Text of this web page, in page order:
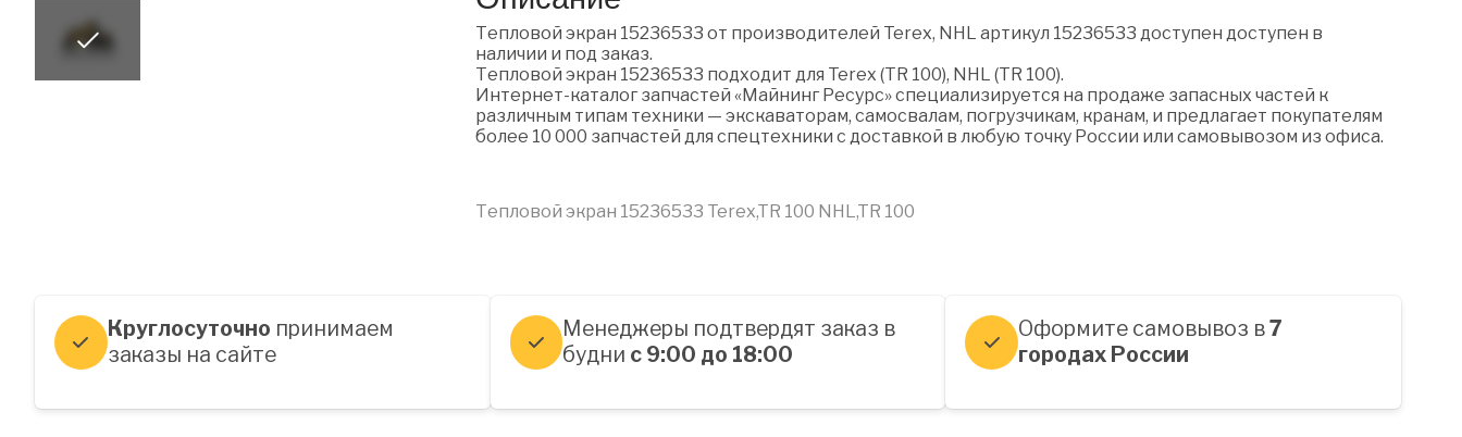
Тепловой экран 15236533 от производителей Terex, NHL артикул 15236533 доступен доступен в
наличии и под заказ.
Тепловой экран 15236533 подходит для Terex (TR 100), NHL (TR 100).
Интернет-каталог запчастей «Майнинг Ресурс» специализируется на продаже запасных частей к
различным типам техники — экскаваторам, самосвалам, погрузчикам, кранам, и предлагает покупателям
более 10 000 запчастей для спецтехники с доставкой в любую точку России или самовывозом из офиса.
Тепловой экран 15236533 Terex,TR 100 NHL,TR 100
Круглосуточно принимаем
заказы на сайте
Менеджеры подтвердят заказ в
будни с 9:00 до 18:00
Оформите самовывоз в7
городах России